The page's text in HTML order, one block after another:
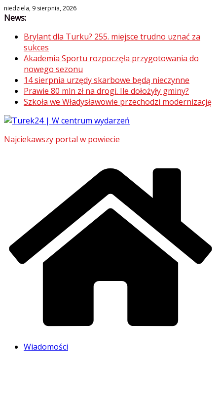
Skip
to
niedziela, 9 sierpnia, 2026
News:
Brylant dla Turku? 255. miejsce trudno uznać za
sukces
Akademia Sportu rozpoczęła przygotowania do
nowego sezonu
14 sierpnia urzędy skarbowe będą nieczynne
Prawie 80 mln zł na drogi. Ile dołożyły gminy?
Szkoła we Władysławowie przechodzi modernizację
Najciekawszy portal w powiecie
Wiadomości